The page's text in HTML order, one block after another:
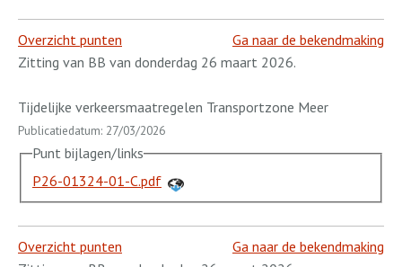
Overzicht punten
Ga naar de bekendmaking
Zitting van BB van donderdag 26 maart 2026.
Tijdelijke verkeersmaatregelen Transportzone Meer
Publicatiedatum: 27/03/2026
Punt bijlagen/links
P26-01324-01-C.pdf
Overzicht punten
Ga naar de bekendmaking